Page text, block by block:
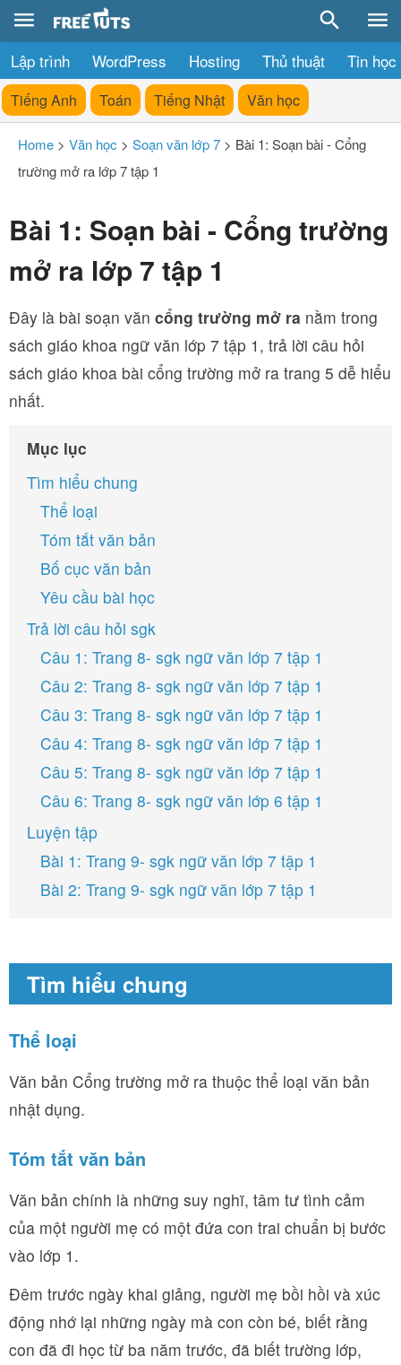
Lập trình WordPress Hosting Thủ thuật Tin học
Tiếng Anh Toán Tiếng Nhật Văn học
Home > Văn học > Soạn văn lớp 7 > Bài 1: Soạn bài - Cổng
trường mở ra lớp 7 tập 1
Bài 1: Soạn bài - Cổng trường
mở ra lớp 7 tập 1
Đây là bài soạn văn cổng trường mở ra nằm trong
sách giáo khoa ngữ văn lớp 7 tập 1, trả lời câu hỏi
sách giáo khoa bài cổng trường mở ra trang 5 dễ hiểu
nhất.
Mục lục
Tìm hiểu chung
Thể loại
Tóm tắt văn bản
Bố cục văn bản
Yêu cầu bài học
Trả lời câu hỏi sgk
Câu 1: Trang 8- sgk ngữ văn lớp 7 tập 1
Câu 2: Trang 8- sgk ngữ văn lớp 7 tập 1
Câu 3: Trang 8- sgk ngữ văn lớp 7 tập 1
Câu 4: Trang 8- sgk ngữ văn lớp 7 tập 1
Câu 5: Trang 8- sgk ngữ văn lớp 7 tập 1
Câu 6: Trang 8- sgk ngữ văn lớp 6 tập 1
Luyện tập
Bài 1: Trang 9- sgk ngữ văn lớp 7 tập 1
Bài 2: Trang 9- sgk ngữ văn lớp 7 tập 1
Tìm hiểu chung
Thể loại
Văn bản Cổng trường mở ra thuộc thể loại văn bản
nhật dụng.
Tóm tắt văn bản
Văn bản chính là những suy nghĩ, tâm tư tình cảm
của một người mẹ có một đứa con trai chuẩn bị bước
vào lớp 1.
Đêm trước ngày khai giảng, người mẹ bồi hồi và xúc
động nhớ lại những ngày mà con còn bé, biết rằng
con đã đi học từ ba năm trước, đã biết trường lớp,